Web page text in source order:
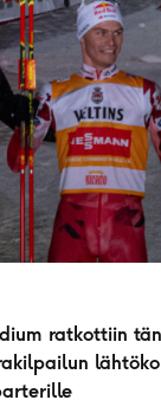
ratkottiin